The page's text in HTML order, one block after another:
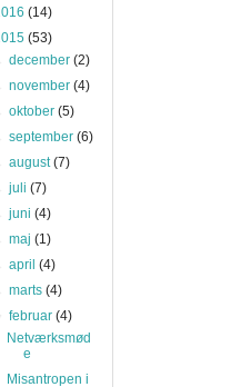
(14)
(53)
december(2)
november(4)
oktober(5)
september(6)
august(7)
juli(7)
juni(4)
maj(1)
april(4)
marts(4)
februar(4)
Netværksmød
e
Misantropen i